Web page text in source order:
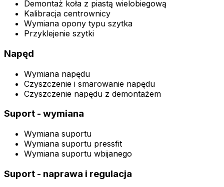
Demontaż koła z piastą wielobiegową
Kalibracja centrownicy
Wymiana opony typu szytka
Przyklejenie szytki
Napęd
Wymiana napędu
Czyszczenie i smarowanie napędu
Czyszczenie napędu z demontażem
Suport - wymiana
Wymiana suportu
Wymiana suportu pressfit
Wymiana suportu wbijanego
Suport - naprawa i regulacja